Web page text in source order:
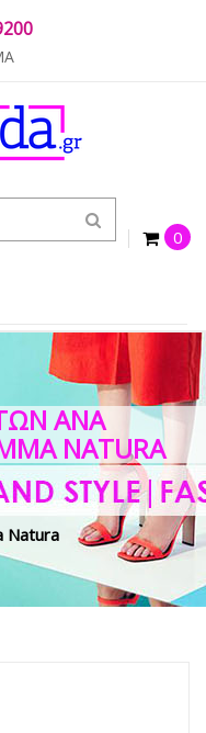
0
Natura
ΑΝΆ
NATURA